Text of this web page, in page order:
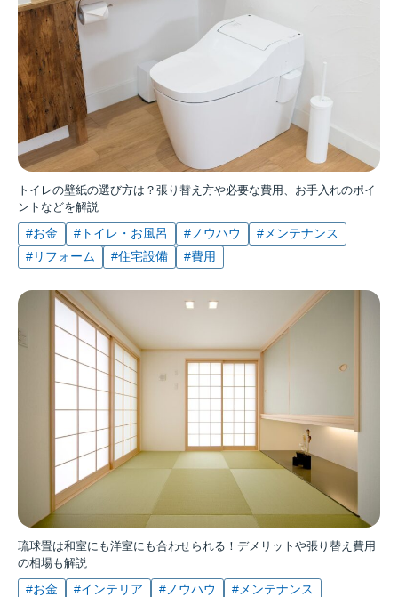
トイレの壁紙の選び方は？張り替え方や必要な費用、お手入れのポイ
ントなどを解説
#お金 #トイレ・お風呂 #ノウハウ
#メンテナンス
#リフォーム
#住宅設備 #費用
琉球畳は和室にも洋室にも合わせられる！デメリットや張り替え費用
の相場も解説
#お金 #インテリア #ノウハウ
#メンテナンス